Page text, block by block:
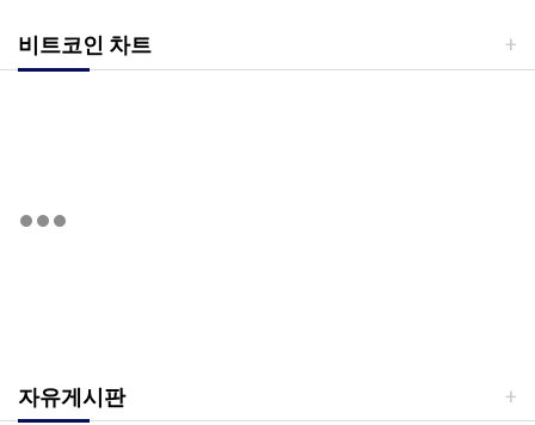
비트코인 차트
자유게시판